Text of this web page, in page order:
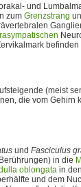
und
zum Grenzstrang
(meist
die vom Gehirn
und Fasciculus
in die
oblongata in
und dem